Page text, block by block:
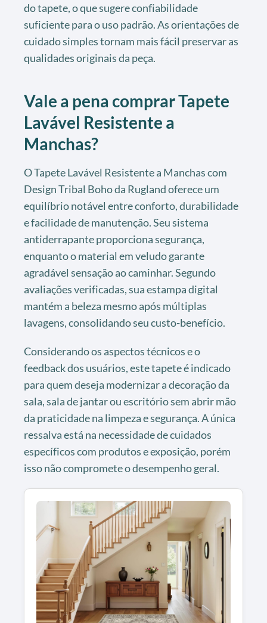
do tapete, o que sugere confiabilidade
suficiente para o uso padrão. As orientações de
cuidado simples tornam mais fácil preservar as
qualidades originais da peça.
Vale a pena comprar Tapete
Lavável Resistente a
Manchas?
O Tapete Lavável Resistente a Manchas com
Design Tribal Boho da Rugland oferece um
equilíbrio notável entre conforto, durabilidade
e facilidade de manutenção. Seu sistema
antiderrapante proporciona segurança,
enquanto o material em veludo garante
agradável sensação ao caminhar. Segundo
avaliações verificadas, sua estampa digital
mantém a beleza mesmo após múltiplas
lavagens, consolidando seu custo-benefício.
Considerando os aspectos técnicos e o
feedback dos usuários, este tapete é indicado
para quem deseja modernizar a decoração da
sala, sala de jantar ou escritório sem abrir mão
da praticidade na limpeza e segurança. A única
ressalva está na necessidade de cuidados
específicos com produtos e exposição, porém
isso não compromete o desempenho geral.